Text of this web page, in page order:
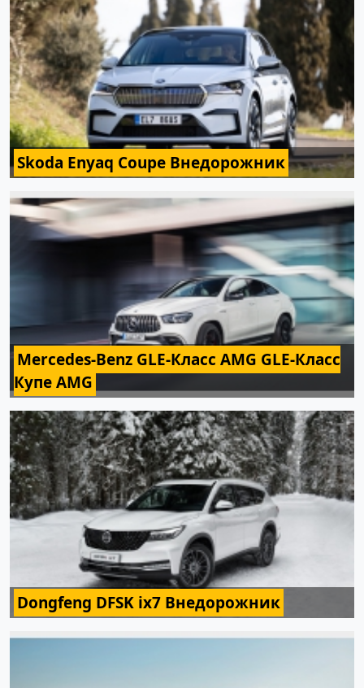
Skoda Enyaq Coupe Внедорожник
Mercedes-Benz GLE-Класс AMG GLE-Класс
Купе AMG
Dongfeng DFSK ix7 Внедорожник